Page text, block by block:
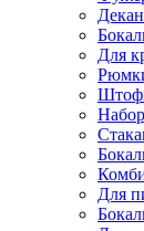
Для
Для